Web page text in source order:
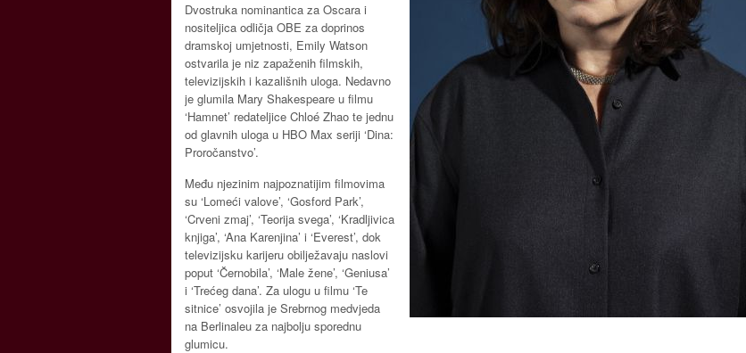
Dvostruka nominantica za Oscara i
nositeljica odličja OBE za doprinos
dramskoj umjetnosti, Emily Watson
ostvarila je niz zapaženih filmskih,
televizijskih i kazališnih uloga. Nedavno
je glumila Mary Shakespeare u filmu
‘Hamnet’ redateljice Chloé Zhao te jednu
od glavnih uloga u HBO Max seriji ‘Dina:
Proročanstvo’.
Među njezinim najpoznatijim filmovima
su ‘Lomeći valove’, ‘Gosford Park’,
‘Crveni zmaj’, ‘Teorija svega’, ‘Kradljivica
knjiga’, ‘Ana Karenjina’ i ‘Everest’, dok
televizijsku karijeru obilježavaju naslovi
poput ‘Černobila’, ‘Male žene’, ‘Geniusa’
i ‘Trećeg dana’. Za ulogu u filmu ‘Te
sitnice’ osvojila je Srebrnog medvjeda
na Berlinaleu za najbolju sporednu
glumicu.